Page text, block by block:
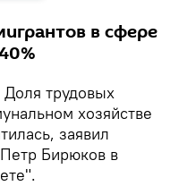
в сфере
Доля трудовых
хозяйстве
заявил
Бирюков в